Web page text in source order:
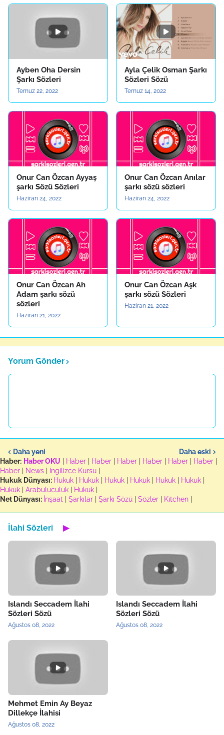
Ayben Oha Dersin
Şarkı Sözleri
Temuz 22, 2022
Ayla Çelik Osman Şarkı
Sözleri Sözü
Temuz 14, 2022
Onur Can Özcan Ayyaş
şarkı Sözü Sözleri
Haziran 24, 2022
Onur Can Özcan Anılar
şarkı sözü sözleri
Haziran 24, 2022
Onur Can Özcan Ah
Adam şarkı sözü
sözleri
Haziran 21, 2022
Onur Can Özcan Aşk
şarkı sözü Sözleri
Haziran 21, 2022
Yorum Gönder
Daha yeni
Daha eski
Haber: Haber OKU Haber Haber Haber Haber Haber Haber
Haber
News İngilizce Kursu
Hukuk Dünyası: Hukuk Hukuk Hukuk Hukuk Hukuk Hukuk
Hukuk
Arabuluculuk Hukuk
Net Dünyası: İnşaat Şarkılar Şarkı Sözü Sözler Kitchen
İlahi Sözleri ▶
Islandı Seccadem İlahi
Sözleri Sözü
Ağustos 08, 2022
Islandı Seccadem İlahi
Sözleri Sözü
Ağustos 08, 2022
Mehmet Emin Ay Beyaz
Dillekçe İlahisi
Ağustos 08, 2022